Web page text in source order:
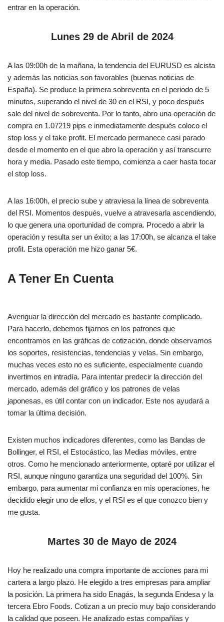
entrar en la operación.
Lunes 29 de Abril de 2024
A las 09:00h de la mañana, la tendencia del EURUSD es alcista
y además las noticias son favorables (buenas noticias de
España). Se produce la primera sobreventa en el periodo de 5
minutos, superando el nivel de 30 en el RSI, y poco después
sale del nivel de sobreventa. Por lo tanto, abro una operación de
compra en 1.07219 pips e inmediatamente después coloco el
stop loss y el take profit. El mercado permanece casi parado
desde el momento en el que abro la operación y así transcurre
hora y media. Pasado este tiempo, comienza a caer hasta tocar
el stop loss.
A las 16:00h, el precio sube y atraviesa la línea de sobreventa
del RSI. Momentos después, vuelve a atravesarla ascendiendo,
lo que genera una oportunidad de compra. Procedo a abrir la
operación y resulta ser un éxito; a las 17:00h, se alcanza el take
profit. Esta operación me hizo ganar 5€.
A Tener En Cuenta
Averiguar la dirección del mercado es bastante complicado.
Para hacerlo, debemos fijarnos en los patrones que
encontramos en las gráficas de cotización, donde observamos
los soportes, resistencias, tendencias y velas. Sin embargo,
muchas veces esto no es suficiente, especialmente cuando
invertimos en intradía. Para intentar predecir la dirección del
mercado, además del gráfico y los patrones de velas
japonesas, es útil contar con un indicador. Este nos ayudará a
tomar la última decisión.
Existen muchos indicadores diferentes, como las Bandas de
Bollinger, el RSI, el Estocástico, las Medias móviles, entre
otros. Como he mencionado anteriormente, optaré por utilizar el
RSI, aunque ninguno garantiza una seguridad del 100%. Sin
embargo, para aumentar mi confianza en mis operaciones, he
decidido elegir uno de ellos, y el RSI es el que conozco bien y
me gusta.
Martes 30 de Mayo de 2024
Hoy he realizado una compra importante de acciones para mi
cartera a largo plazo. He elegido a tres empresas para ampliar
la posición. La primera ha sido Enagás, la segunda Endesa y la
tercera Ebro Foods. Cotizan a un precio muy bajo considerando
la calidad que poseen. He analizado estas compañías y